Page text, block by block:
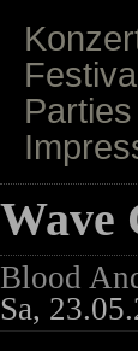
Parties
Wave
Blood
Sa,